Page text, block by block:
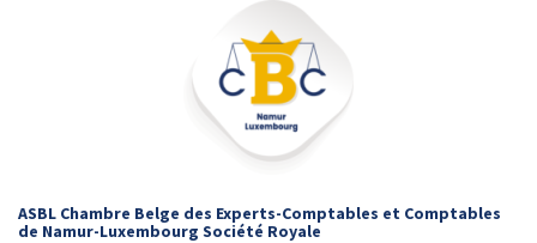
ASBL Chambre Belge des Experts-Comptables et Comptables
de Namur-Luxembourg Société Royale